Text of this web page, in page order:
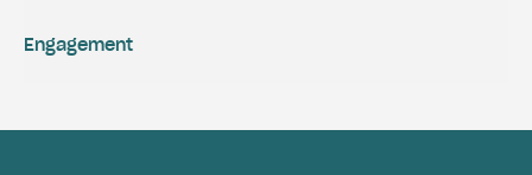
Engagement